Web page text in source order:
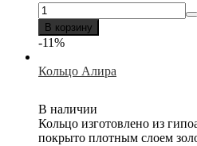
В корзину
-11%
Кольцо Алира
В наличии
Кольцо изготовлено из
покрыто плотным слоем